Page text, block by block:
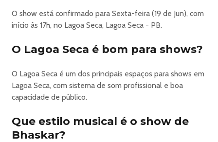
20h
🎤
O Soul João 2026 em Lagoa Seca é um festival vibrante
Com artistas renomados como Bhaskar, Illusionize e
Wesley Safadão, o evento promete uma experiência
musical inesquecível.
O que esperar
Espere por uma atmosfera eletrizante com performances
O show está confirmado para Sexta-feira (19 de Jun), com
início às 17h, no Lagoa Seca, Lagoa Seca - PB.
O Lagoa Seca é bom para shows?
O Lagoa Seca é um dos principais espaços para shows em
Lagoa Seca, com sistema de som profissional e boa
capacidade de público.
Que estilo musical é o show de
Bhaskar?